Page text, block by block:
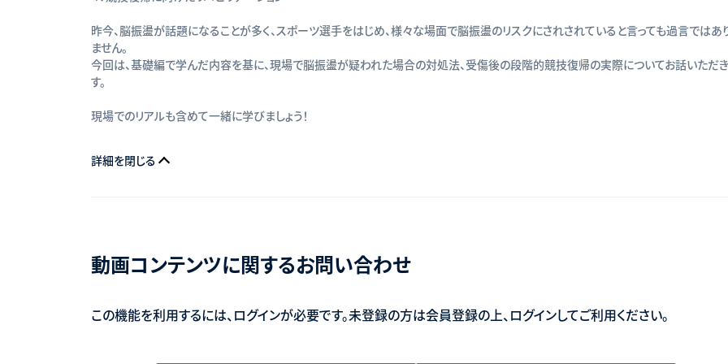
昨今、脳振盪が話題になることが多く、スポーツ選手をはじめ、様々な場面で脳振盪のリスクにされされていると言っても過言ではあ
ません。
今回は、基礎編で学んだ内容を基に、現場で脳振盪が疑われた場合の対処法、受傷後の段階的競技復帰の実際についてお話いただ
す。
現場でのリアルも含めて一緒に学びましょう！
詳細を閉じる
動画コンテンツに関するお問い合わせ
この機能を利用するには、ログインが必要です。未登録の方は会員登録の上、ログインしてご利用ください。